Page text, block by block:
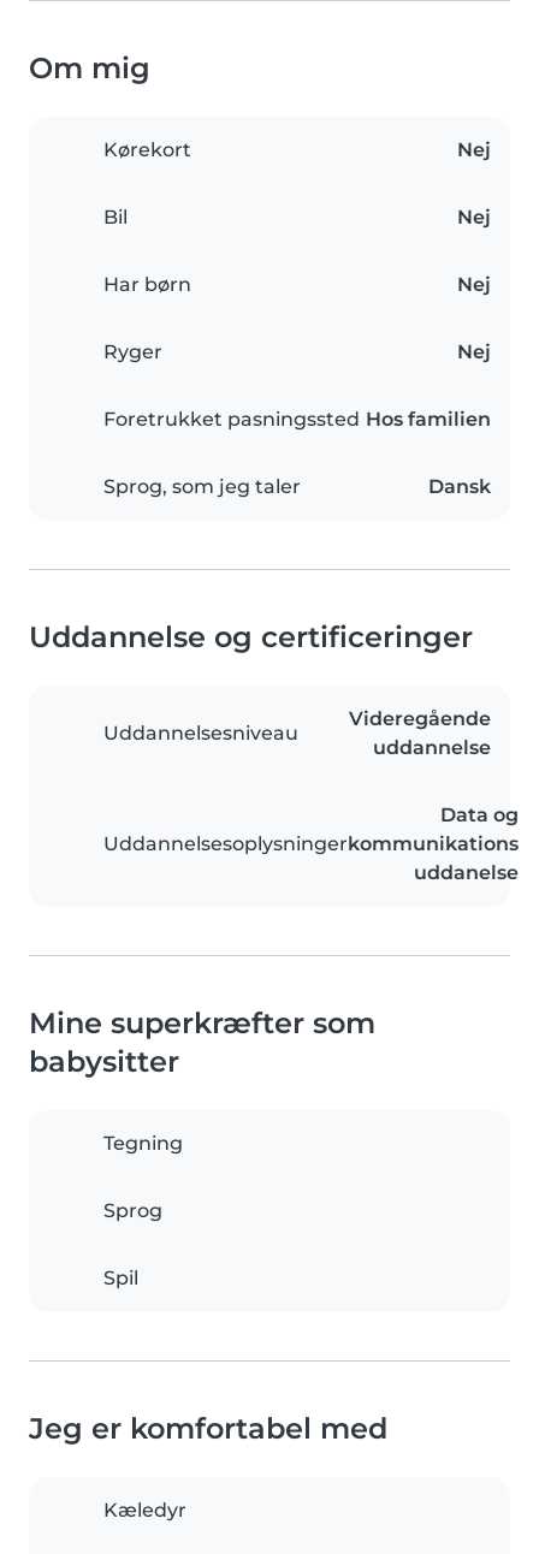
Om mig
Kørekort Nej
Bil Nej
Har børn Nej
Ryger Nej
Foretrukket pasningssted Hos familien
Sprog, som jeg taler Dansk
Uddannelse og certificeringer
Uddannelsesniveau
Videregående
uddannelse
Uddannelsesoplysninger
Data og
kommunikations
uddanelse
Mine superkræfter som
babysitter
Tegning
Sprog
Spil
Jeg er komfortabel med
Kæledyr